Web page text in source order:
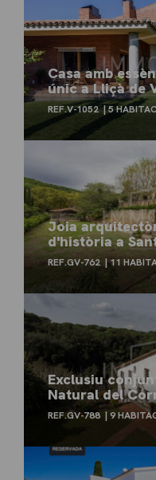
Casa amb
únic a Lliçà de
REF.V-1052 5
Joia
d'història a
REF.GV-762 11
Exclusiu
Natural del
REF.GV-788 9